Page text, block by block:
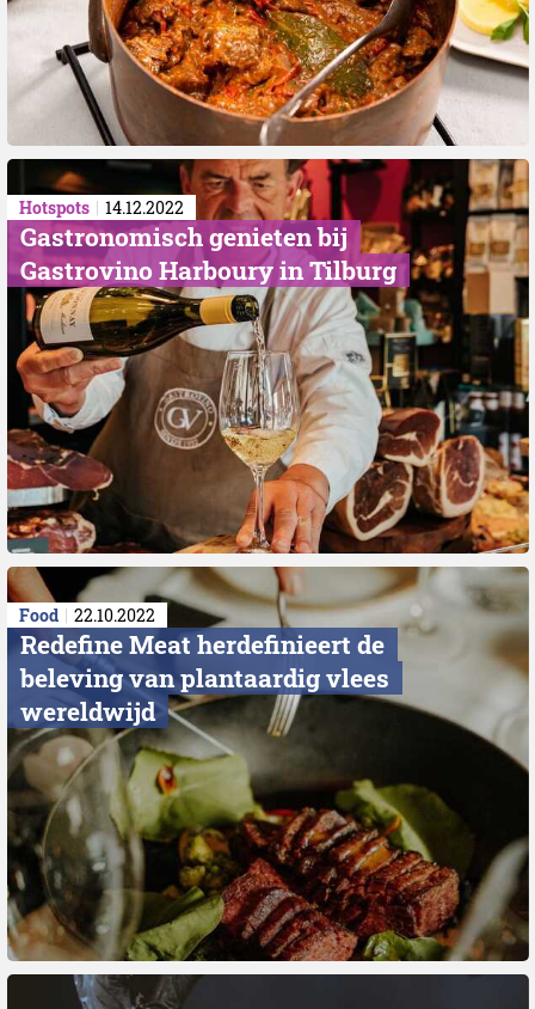
Hotspots 14.12.2022
Gastronomisch genieten bij
Gastrovino Harboury in Tilburg
Food 22.10.2022
Redefine Meat herdefinieert de
beleving van plantaardig vlees
wereldwijd